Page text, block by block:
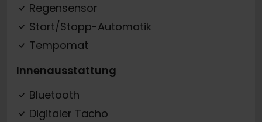
Regensensor
Start/Stopp-Automatik
Tempomat
Innenausstattung
Bluetooth
Digitaler Tacho